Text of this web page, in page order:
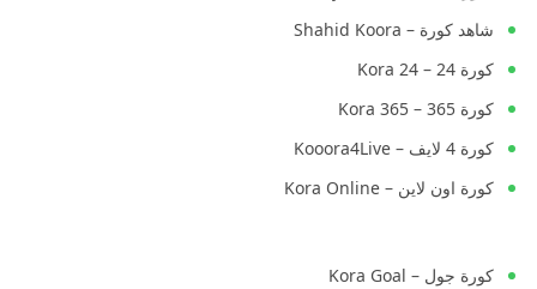
شاهد كورة – Shahid Koora
كورة 24 – Kora 24
كورة 365 – Kora 365
كورة 4 لايف – Kooora4Live
كورة اون لاين – Kora Online
كورة جول – Kora Goal